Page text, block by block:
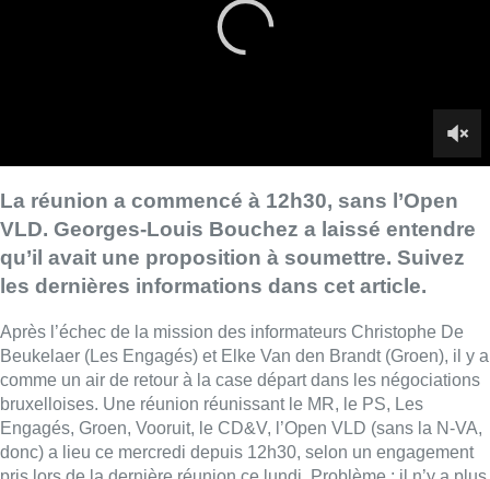
Après l’échec de la mission des informateurs Christophe De
Engagés, Groen, Vooruit, le CD&V, l’Open VLD (sans la N-VA,
donc) a lieu ce mercredi depuis 12h30, selon un engagement
aucun meneur – informateur ou formateur – pour ces nouvelles
discussions.
L’Open VLD a déjà fait savoir ce mercredi matin
prendrait pas part à cette réunion, au contraire du président du
MR Georges-Louis Bouchez. “
commandés, ce serait dommage de les jeter…“, a commenté
ce dernier.
“Il n’y a pas de raison que le veto de l’Open VLD
soit moins respectable”